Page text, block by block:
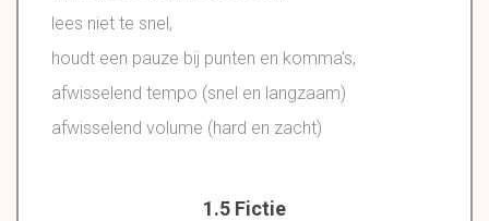
lees niet te snel,
houdt een pauze bij punten en komma's,
afwisselend tempo (snel en langzaam)
afwisselend volume (hard en zacht)
1.5 Fictie